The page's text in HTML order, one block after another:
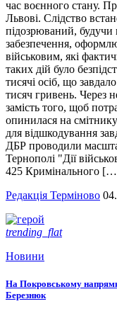
час воєнного стану.
Львові. Слідство
підозрюваний, будучи
забезпечення,
військовим, які
таких дій було
тисячі осіб, що
тисяч гривень. Через
замість того, щоб
опинилася на
для відшкодування
ДБР проводили
Тернополі "Дії
425 Кримінального
Редакція Терміново
trending_flat
Новини
На Покровському
Березнюк